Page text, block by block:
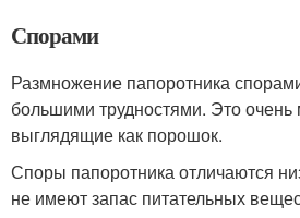
Спорами
Размножение папоротника
большими трудностями. Это
выглядящие как порошок.
Споры папоротника отличаются
не имеют запас питательных